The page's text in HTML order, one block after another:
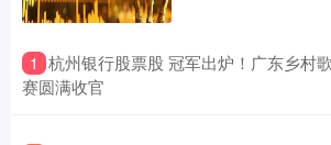
1 杭州银行股票股 冠军出炉！广东乡村
赛圆满收官